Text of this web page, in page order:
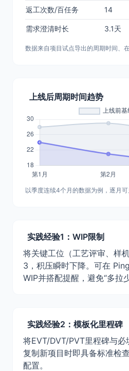
返工次数/百任务 14
需求澄清时长 3.1天
数据来自项目试点导出的周期时间、
上线后周期时间趋势
以季度连续4个月的数据为例，逐月可
实践经验1：WIP限制
将关键工位（工艺评审、样
3，积压瞬时下降。可在
WIP并搭配提醒，避免“多拉少
实践经验2：模板化里程碑
将EVT/DVT/PVT里程碑与必
复制新项目时即具备标准检
配置。